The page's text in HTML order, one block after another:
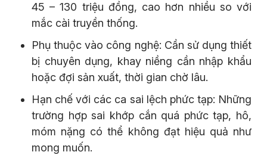
45 – 130 triệu đồng, cao hơn nhiều so với
mắc cài truyền thống.
Phụ thuộc vào công nghệ: Cần sử dụng thiết
bị chuyên dụng, khay niềng cần nhập khẩu
hoặc đợi sản xuất, thời gian chờ lâu.
Hạn chế với các ca sai lệch phức tạp: Những
trường hợp sai khớp cắn quá phức tạp, hô,
móm nặng có thể không đạt hiệu quả như
mong muốn.